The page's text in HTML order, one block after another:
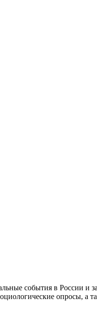
события в России
опросы, а